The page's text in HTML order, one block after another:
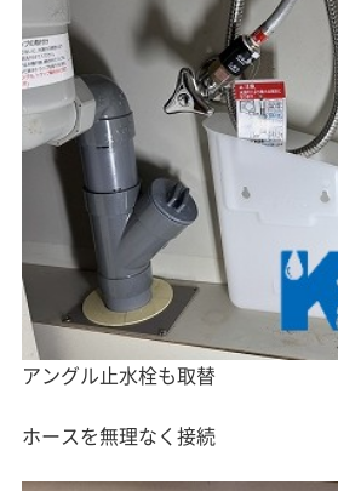
アングル止水栓も取替
ホースを無理なく接続